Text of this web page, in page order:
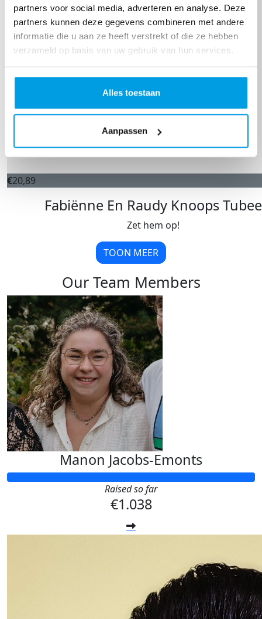
partners voor social media, adverteren en analyse. Deze
partners kunnen deze gegevens combineren met andere
informatie die u aan ze heeft verstrekt of die ze hebben
verzameld op basis van uw gebruik van hun services.
Alles toestaan
Aanpassen
€20,89
Fabiënne En Raudy Knoops Tubee
Zet hem op!
TOON MEER
Our Team Members
Manon Jacobs-Emonts
Raised so far
€1.038